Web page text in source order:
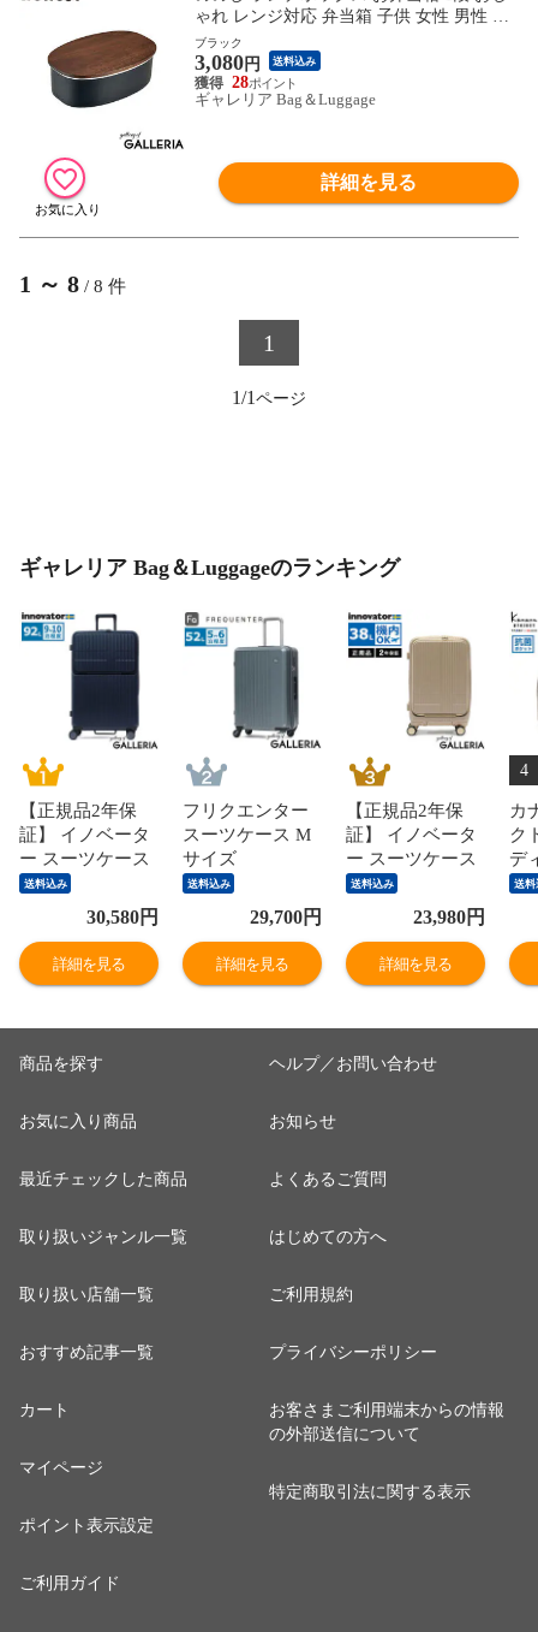
ゃれ レンジ対応 弁当箱 子供 女性 男性 NO
NOJI 600ml 男子 女子 大人 食洗機 蓋 フタ
天然木 電子レンジ ステンレス ステンレス
ランチボックス オーバル NLD0600
ブラック
3,080円 送料込み
28
ギャレリア Bag＆Luggage
詳細を見る
1 ～ 8 / 8 件
1
1/1
ギャレリア Bag＆Luggageのランキング
【正規品2年保
証】 イノベータ
ー スーツケース
Lサイズ 軽量
innovator キャリ
ーケース suitcase
ストッパー フロ
ントポケット キ
静音 TSAロック
旅行 9泊 10泊
Extreme Journey
送料込み
30,580円
詳細を見る
フリクエンター
スーツケース M
サイズ
FREQUENTER リ
エーヴェ キャリ
ーケース 52L 軽
量 軽い 静音 メ
ンズ レディース
6泊 旅行 出張 消
輪キャリー 57cm
送料込み
29,700円
詳細を見る
【正規品2年保
証】 イノベータ
ー スーツケース
機内持ち込み フ
ロントオープン
軽量 innovator キ
ャリーケース ブ
ランド 小さめ S
ー TSAロック 3
泊 4泊 38L
Extreme Journey
送料込み
23,980円
詳細を見る
4
カ
ク
デ
れ
ッ
A4
送料
商品を探す
お気に入り商品
最近チェックした商品
取り扱いジャンル一覧
取り扱い店舗一覧
おすすめ記事一覧
カート
マイページ
ポイント表示設定
ご利用ガイド
ヘルプ／お問い合わせ
お知らせ
よくあるご質問
はじめての方へ
ご利用規約
プライバシーポリシー
お客さまご利用端末からの情報
の外部送信について
特定商取引法に関する表示